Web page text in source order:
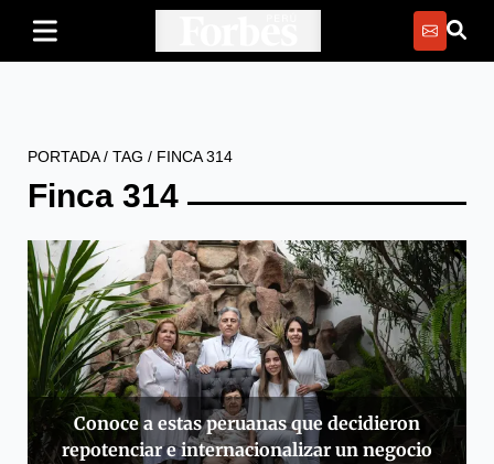
PORTADA/ TAG / FINCA 314
Finca 314
Conoce a estas peruanas que decidieron
repotenciar e internacionalizar un negocio